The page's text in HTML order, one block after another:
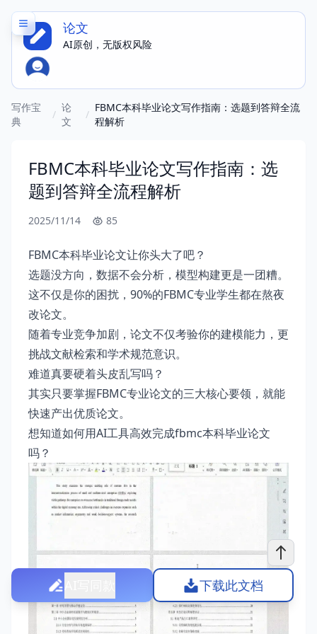
论文
AI原创，无版权风险
写作宝
典
/
论
文
/
FBMC本科毕业论文写作指南：选题到答辩全流
程解析
FBMC本科毕业论文写作指南：选
题到答辩全流程解析
2025/11/14 85
FBMC本科毕业论文让你头大了吧？
选题没方向，数据不会分析，模型构建更是一团糟。
这不仅是你的困扰，90%的FBMC专业学生都在熬夜
改论文。
随着专业竞争加剧，论文不仅考验你的建模能力，更
挑战文献检索和学术规范意识。
难道真要硬着头皮乱写吗？
其实只要掌握FBMC专业论文的三大核心要领，就能
快速产出优质论文。
想知道如何用AI工具高效完成fbmc本科毕业论文
吗？
下载此文档